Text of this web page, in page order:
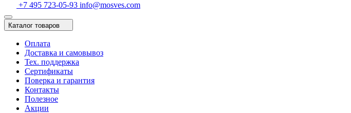
+7 495 723-05-93 info@mosves.com
Каталог товаров
Оплата
Доставка и самовывоз
Тех. поддержка
Сертификаты
Поверка и гарантия
Контакты
Полезное
Акции